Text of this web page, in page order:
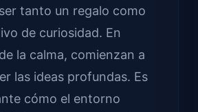
tanto un regalo como
de curiosidad. En
la calma, comienzan a
las ideas profundas. Es
cómo el entorno